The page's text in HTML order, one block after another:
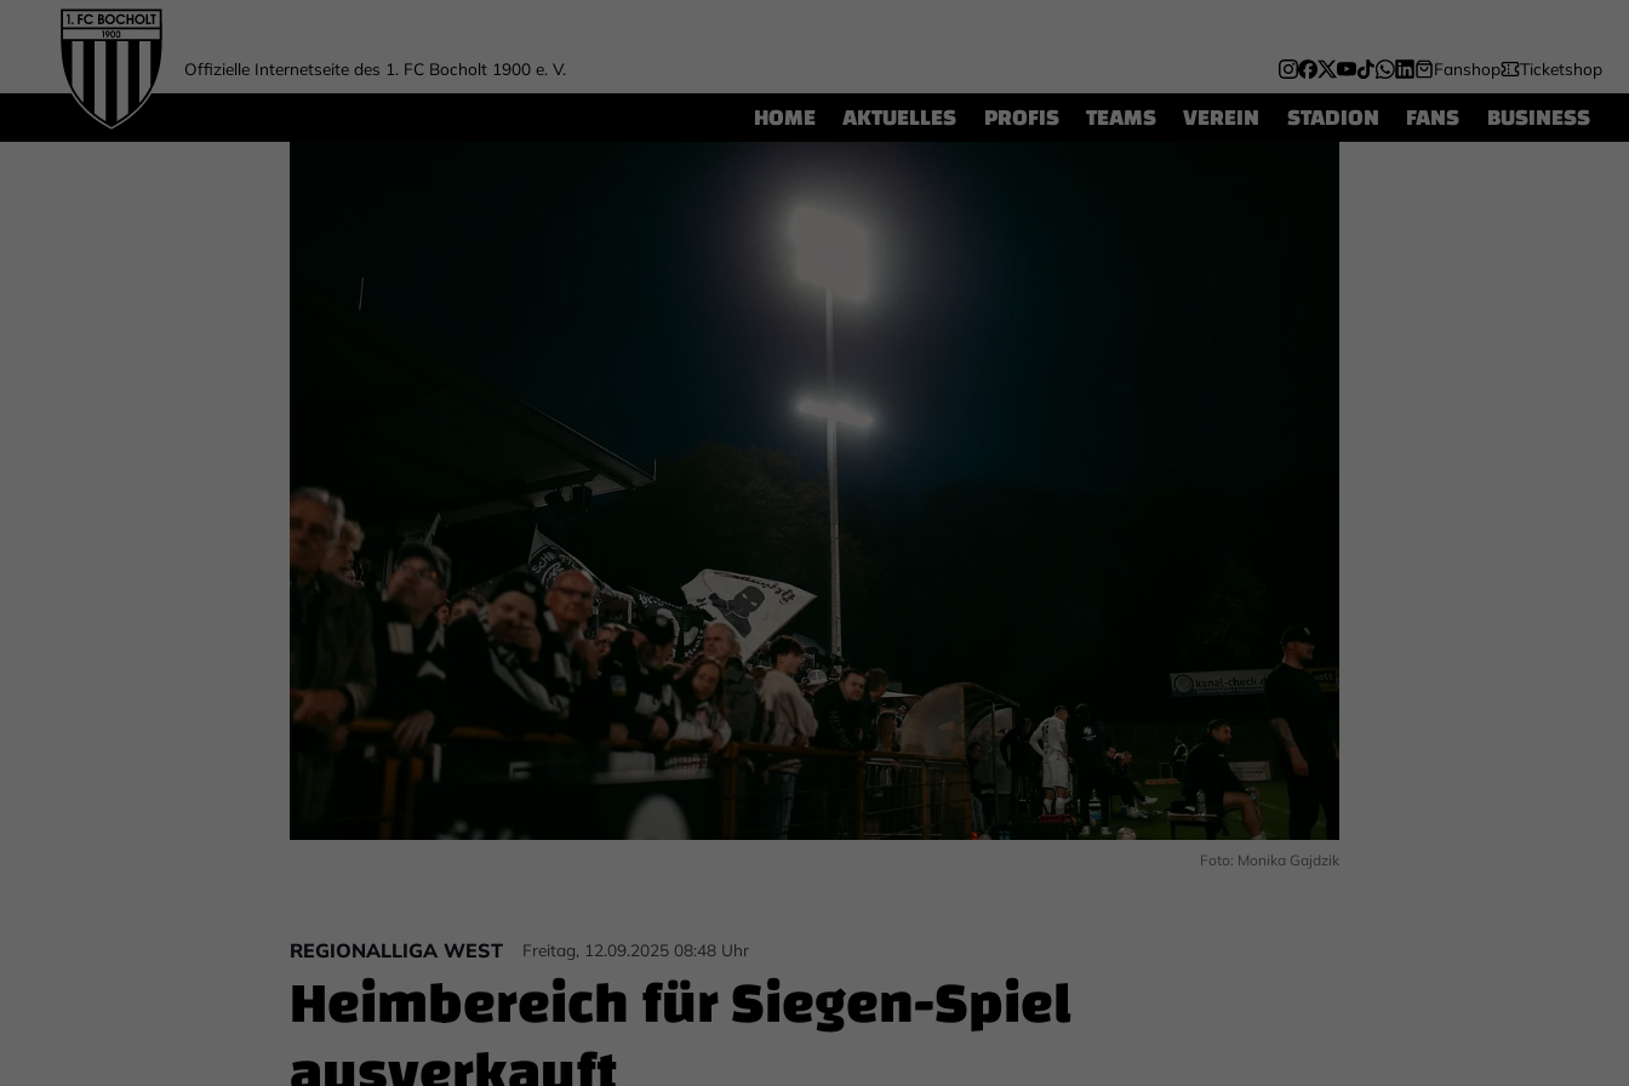
Offizielle Internetseite des 1. FC Bocholt 1900 e. V. Fanshop Ticketshop
HOME AKTUELLES PROFIS TEAMS VEREIN STADION FANS BUSINESS
Foto: Monika Gajdzik
REGIONALLIGA WEST Freitag, 12.09.2025 08:48 Uhr
Heimbereich für Siegen-Spiel